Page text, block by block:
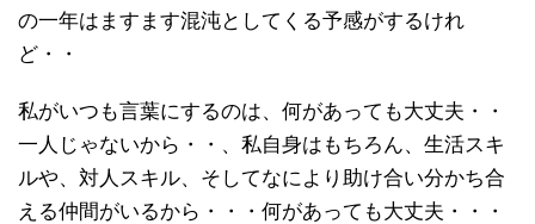
の一年はますます混沌としてくる予感がするけれ
ど・・
私がいつも言葉にするのは、何があっても大丈夫・・
一人じゃないから・・、私自身はもちろん、生活スキ
ルや、対人スキル、そしてなにより助け合い分かち合
える仲間がいるから・・・何があっても大丈夫・・・